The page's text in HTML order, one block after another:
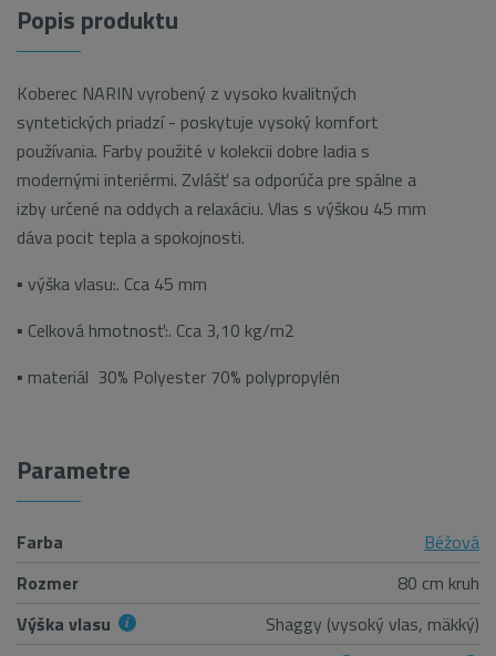
Popis produktu
Koberec NARIN vyrobený z vysoko kvalitných
syntetických priadzí - poskytuje vysoký komfort
používania. Farby použité v kolekcii dobre ladia s
modernými interiérmi. Zvlášť sa odporúča pre spálne a
izby určené na oddych a relaxáciu. Vlas s výškou 45 mm
dáva pocit tepla a spokojnosti.
▪ výška vlasu:. Cca 45 mm
▪ Celková hmotnosť:. Cca 3,10 kg/m2
▪ materiál 30% Polyester 70% polypropylén
Parametre
Farba
Béžová
Rozmer
80 cm kruh
Výška vlasu
Shaggy (vysoký vlas, mäkký)